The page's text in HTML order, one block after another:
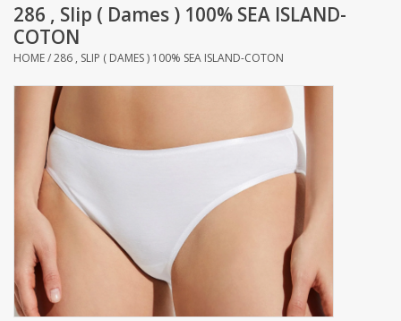
Badlinnen
Tafellinnen
Keukenlinnen
Sokken
Zakdoeken
286 , Slip ( Dames ) 100% SEA ISLAND-
COTON
HOME/286 , SLIP ( DAMES ) 100% SEA ISLAND-COTON